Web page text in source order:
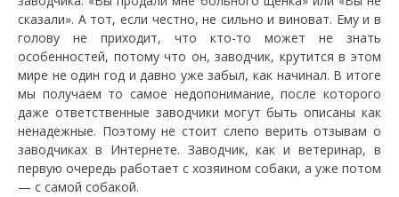
сказали». А тот, если честно, не сильно и виноват. Ему и в
голову не приходит, что кто-то может не знать
особенностей, потому что он, заводчик, крутится в этом
мире не один год и давно уже забыл, как начинал. В итоге
мы получаем то самое недопонимание, после которого
даже ответственные заводчики могут быть описаны как
ненадежные. Поэтому не стоит слепо верить отзывам о
заводчиках в Интернете. Заводчик, как и ветеринар, в
первую очередь работает с хозяином собаки, а уже потом
— с самой собакой.